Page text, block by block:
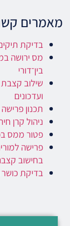
מאמרים
בדיקת
מס ירושה
בין־דורי
שילוב
ועדכונים
תכנון פרישה
ניהול קרן
פטור ממס
פרישה
בחישוב
בדיקת כושר החיסכון